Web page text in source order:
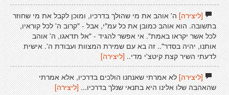
[ליצירה]ה' אוהב את מי שהולך בדרכיו, ומוכן לקבל את מי שחוזר
בתשובה. הוא אוהב כמובן את כל עמ"י, אבל - "קרוב ה' לכל קוראיו,
לכל אשר יקראו באמת". אי אפשר להגיד - "אל תדאגו, ה' אוהב
אותנו, יהיה בסדר".. זה בא עם שמירת המצוות ועבודת ה'. אישית
לדעתי השיר קצת קיטצ'י מדי.. [ליצירה]
[ליצירה]לא אמרתי שאנחנו הולכים בדרכיו, אלא אמרתי
שהאהבה שלו אלינו היא בתנאי שנלך בדרכיו... [ליצירה]